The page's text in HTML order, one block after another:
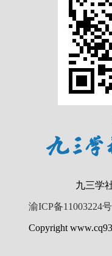
九三学
渝ICP备11003224号
Copyright